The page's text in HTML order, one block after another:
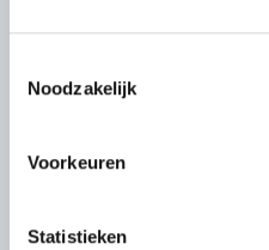
Noodzakelijk
Voorkeuren
Statistieken